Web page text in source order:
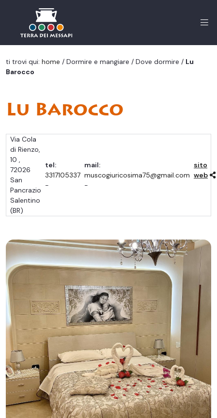
ti trovi qui: home / Dormire e mangiare / Dove dormire / Lu
Barocco
Lu Barocco
Via Cola
di Rienzo,
10 ,
72026
San
Pancrazio
Salentino
(BR)
tel:
3317105337
-
mail:
muscogiuricosima75@gmail.com
-
sito
web